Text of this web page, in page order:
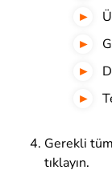
Gerekli
tıklayın.